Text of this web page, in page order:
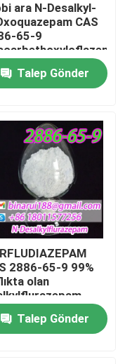
ara N-Desalkyl-
CAS
65-9
Formda Düzenli
Talep Gönder
2886-65-9 99%
olan
Talep Gönder